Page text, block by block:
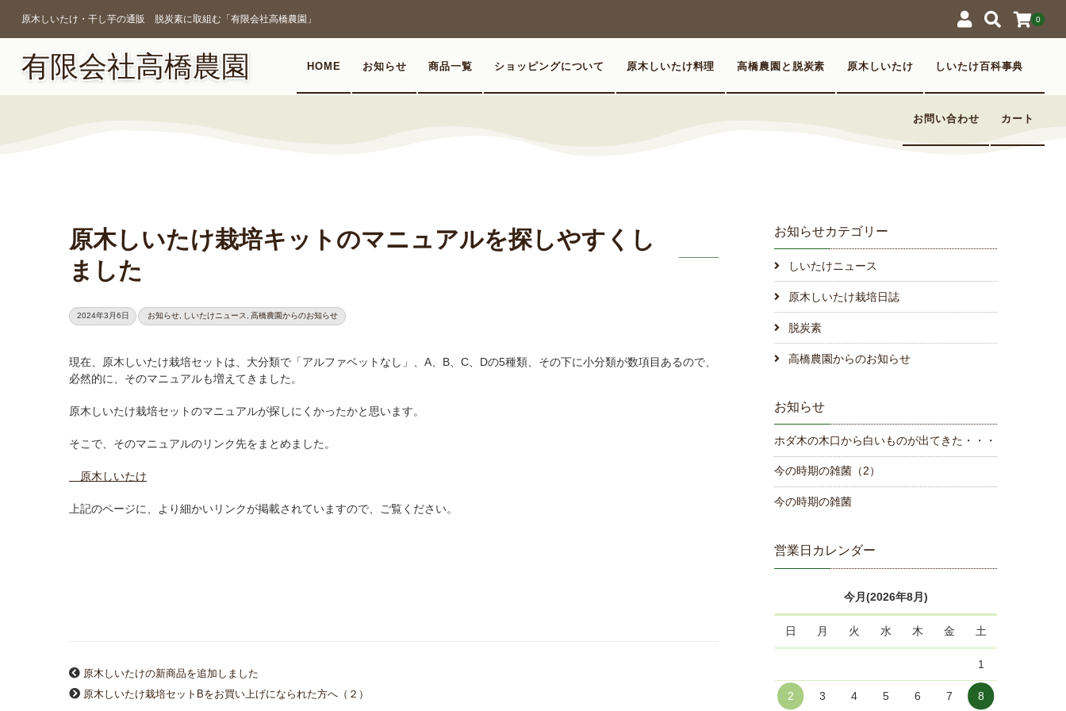
0
HOME お知らせ 商品一覧 ショッピングについて 原木しいたけ料理 高橋農園と脱炭素 原木しいたけ しいたけ百科事典
お問い合わせ カート
有限会社高橋農園
原木しいたけ・干し芋の通販 脱炭素に取組む「有限会社高橋農園」
原木しいたけ栽培キットのマニュアルを探しやすくし
ました
2024年3月6日 お知らせ, しいたけニュース, 高橋農園からのお知らせ
現在、原木しいたけ栽培セットは、大分類で「アルファベットなし」、A、B、C、Dの5種類、その下に小分類が数項目あるので、
必然的に、そのマニュアルも増えてきました。
原木しいたけ栽培セットのマニュアルが探しにくかったかと思います。
そこで、そのマニュアルのリンク先をまとめました。
原木しいたけ
上記のページに、より細かいリンクが掲載されていますので、ご覧ください。
原木しいたけの新商品を追加しました
原木しいたけ栽培セットBをお買い上げになられた方へ（２）
お知らせカテゴリー
しいたけニュース
原木しいたけ栽培日誌
脱炭素
高橋農園からのお知らせ
お知らせ
ホダ木の木口から白いものが出てきた・・・
今の時期の雑菌（2）
今の時期の雑菌
営業日カレンダー
今月(2026年8月)
日 月 火 水 木 金 土
1
2 3 4 5 6 7 8